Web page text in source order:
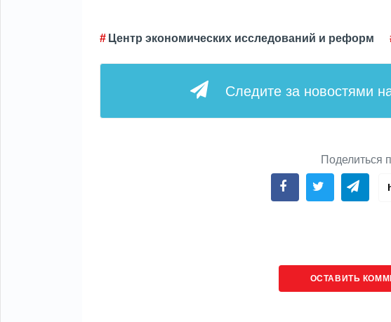
Центр экономических исследований и реформ
Следите за новостями
Поделиться
ОСТАВИТЬ